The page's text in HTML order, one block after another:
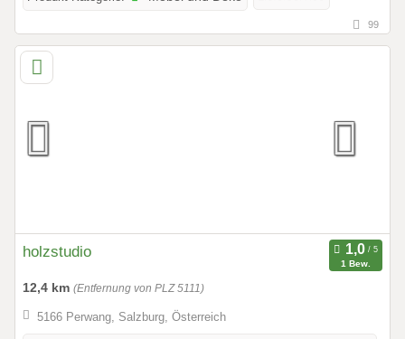
99
holzstudio
1 Bew.
12,4 km (Entfernung von PLZ 5111)
5166 Perwang, Salzburg, Österreich